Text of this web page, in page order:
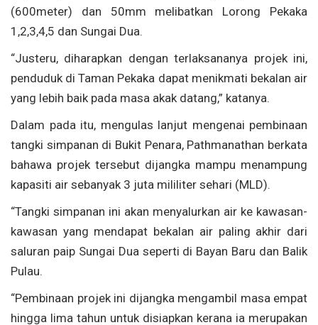
(600meter) dan 50mm melibatkan Lorong Pekaka
1,2,3,4,5 dan Sungai Dua.
“Justeru, diharapkan dengan terlaksananya projek ini,
penduduk di Taman Pekaka dapat menikmati bekalan air
yang lebih baik pada masa akak datang,” katanya.
Dalam pada itu, mengulas lanjut mengenai pembinaan
tangki simpanan di Bukit Penara, Pathmanathan berkata
bahawa projek tersebut dijangka mampu menampung
kapasiti air sebanyak 3 juta mililiter sehari (MLD).
“Tangki simpanan ini akan menyalurkan air ke kawasan-
kawasan yang mendapat bekalan air paling akhir dari
saluran paip Sungai Dua seperti di Bayan Baru dan Balik
Pulau.
“Pembinaan projek ini dijangka mengambil masa empat
hingga lima tahun untuk disiapkan kerana ia merupakan